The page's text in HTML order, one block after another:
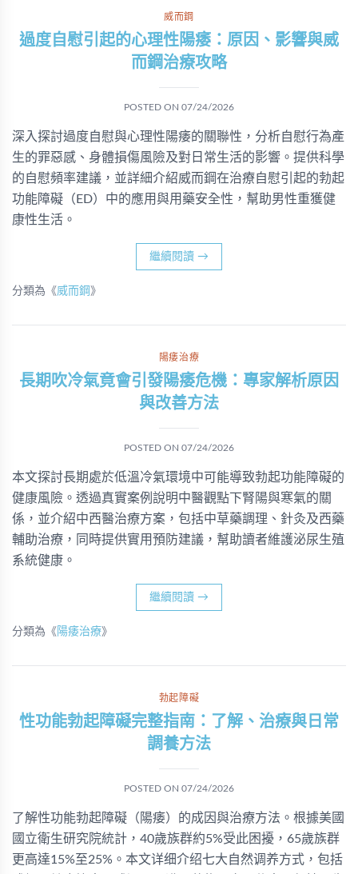
威而鋼
過度自慰引起的心理性陽痿：原因、影響與威
而鋼治療攻略
POSTED ON 07/24/2026
深入探討過度自慰與心理性陽痿的關聯性，分析自慰行為產
生的罪惡感、身體損傷風險及對日常生活的影響。提供科學
的自慰頻率建議，並詳細介紹威而鋼在治療自慰引起的勃起
功能障礙（ED）中的應用與用藥安全性，幫助男性重獲健
康性生活。
繼續閱讀 →
分類為《威而鋼 》
陽痿治療
長期吹冷氣竟會引發陽痿危機：專家解析原因
與改善方法
POSTED ON 07/24/2026
本文探討長期處於低溫冷氣環境中可能導致勃起功能障礙的
健康風險。透過真實案例說明中醫觀點下腎陽與寒氣的關
係，並介紹中西醫治療方案，包括中草藥調理、針灸及西藥
輔助治療，同時提供實用預防建議，幫助讀者維護泌尿生殖
系統健康。
繼續閱讀 →
分類為《 陽痿治療》
勃起障礙
性功能勃起障礙完整指南：了解、治療與日常
調養方法
POSTED ON 07/24/2026
了解性功能勃起障礙（陽痿）的成因與治療方法。根據美國
國立衛生研究院統計，40歲族群約5%受此困擾，65歲族群
更高達15%至25%。本文详细介绍七大自然调养方式，包括